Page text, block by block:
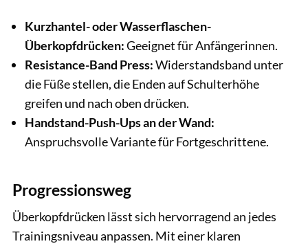
Kurzhantel- oder Wasserflaschen-
Überkopfdrücken:Geeignet für Anfängerinnen.
Resistance-Band Press:Widerstandsband unter
die Füße stellen, die Enden auf Schulterhöhe
greifen und nach oben drücken.
Handstand-Push-Ups an der Wand:
Anspruchsvolle Variante für Fortgeschrittene.
Progressionsweg
Überkopfdrücken lässt sich hervorragend an jedes
Trainingsniveau anpassen. Mit einer klaren